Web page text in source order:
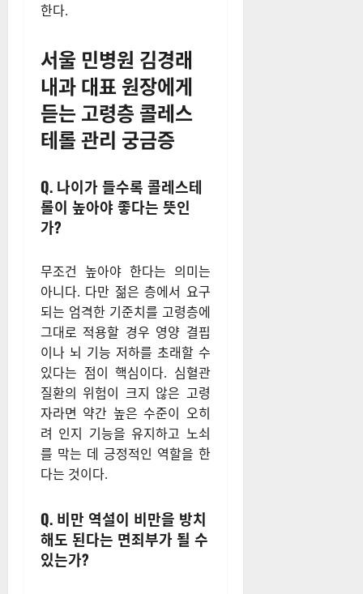
한다.
서울 민병원 김경래
내과 대표 원장에게
듣는 고령층 콜레스
테롤 관리 궁금증
Q. 나이가 들수록 콜레스테
롤이 높아야 좋다는 뜻인
가?
무조건 높아야 한다는 의미는
아니다. 다만 젊은 층에서 요구
되는 엄격한 기준치를 고령층에
그대로 적용할 경우 영양 결핍
이나 뇌 기능 저하를 초래할 수
있다는 점이 핵심이다. 심혈관
질환의 위험이 크지 않은 고령
자라면 약간 높은 수준이 오히
려 인지 기능을 유지하고 노쇠
를 막는 데 긍정적인 역할을 한
다는 것이다.
Q. 비만 역설이 비만을 방치
해도 된다는 면죄부가 될 수
있는가?